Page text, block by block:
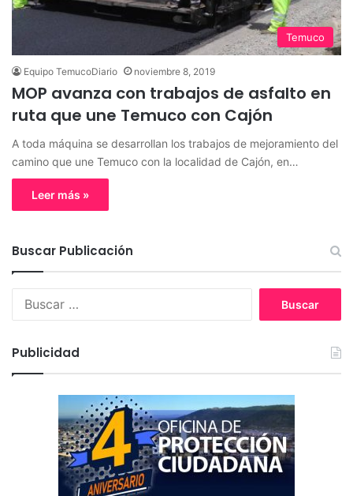
Temuco
Equipo TemucoDiario noviembre 8, 2019
MOP avanza con trabajos de asfalto en
ruta que une Temuco con Cajón
A toda máquina se desarrollan los trabajos de mejoramiento del
camino que une Temuco con la localidad de Cajón, en…
Leer más »
Buscar Publicación
:
Publicidad